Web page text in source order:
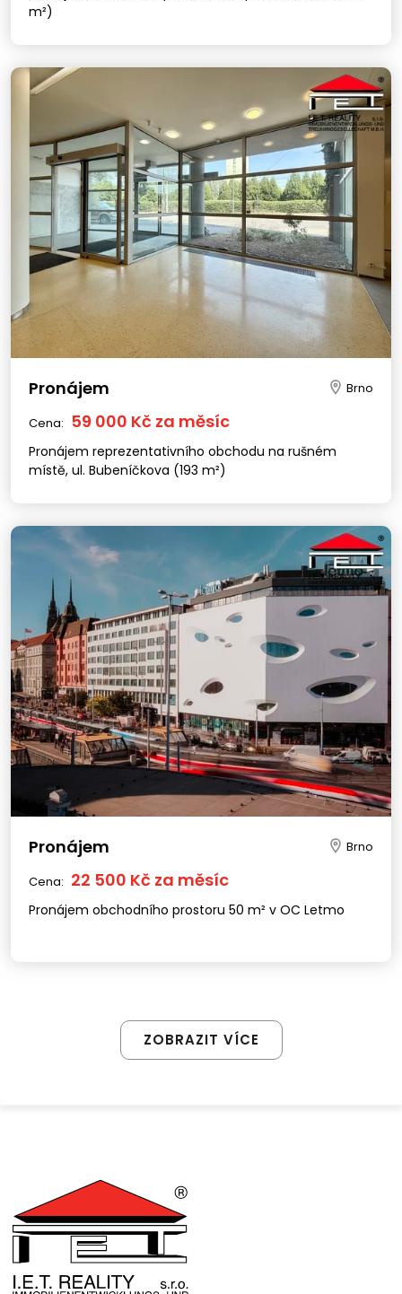
m²)
Pronájem Brno
Cena: 59 000 Kč za měsíc
Pronájem reprezentativního obchodu na rušném
místě, ul. Bubeníčkova (193 m²)
Pronájem Brno
Cena: 22 500 Kč za měsíc
Pronájem obchodního prostoru 50 m² v OC Letmo
ZOBRAZIT VÍCE